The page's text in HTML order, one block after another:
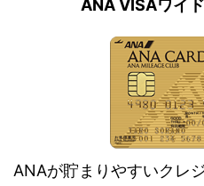
ANA VISAワイ
ANAが貯まりやすいクレ